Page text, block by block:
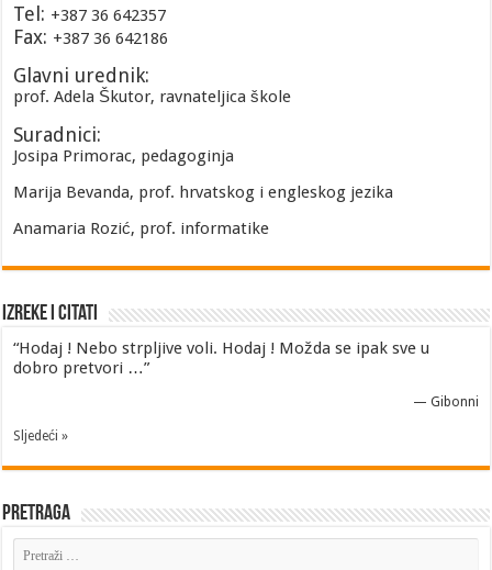
Tel: +387 36 642357
Fax: +387 36 642186
Glavni urednik:
prof. Adela Škutor, ravnateljica škole
Suradnici:
Josipa Primorac, pedagoginja
Marija Bevanda, prof. hrvatskog i engleskog jezika
Anamaria Rozić, prof. informatike
Izreke i Citati
“Hodaj ! Nebo strpljive voli. Hodaj ! Možda se ipak sve u
dobro pretvori …”
— Gibonni
Sljedeći »
Pretraga